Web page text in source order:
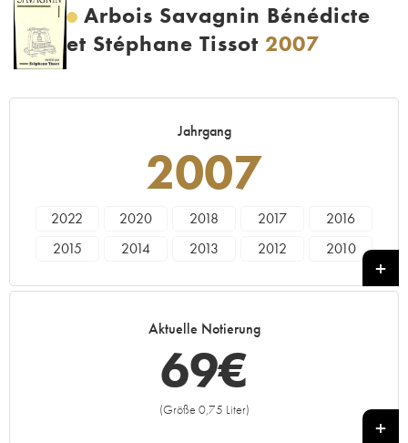
Arbois Savagnin Bénédicte
et Stéphane Tissot 2007
Jahrgang
2007
2022 2020 2018 2017
2016
2015
2014 2013 2012
2010
Aktuelle Notierung
69€
(Größe 0,75 Liter)
+